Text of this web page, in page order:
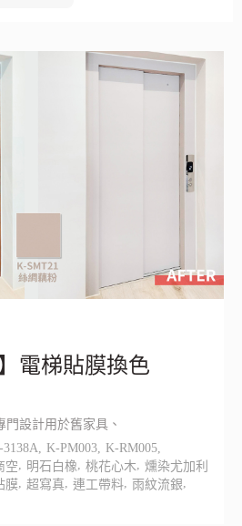
電梯貼膜換色
設計用於舊家具、
3138A, K-PM003, K-RM005,
空, 明石白橡, 桃花心木, 燻染尤加利
膜, 超寫真, 連工帶料, 雨紋流銀,